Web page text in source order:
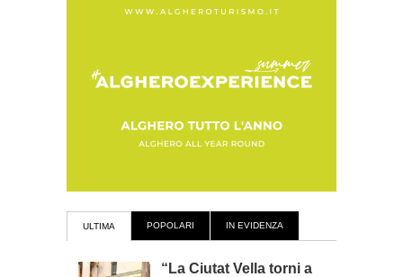
ULTIMA POPOLARI IN EVIDENZA
“La Ciutat Vella torni a